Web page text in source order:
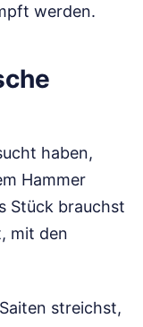
werden.
haben,
Hammer
Stück brauchst
mit den
streichst,